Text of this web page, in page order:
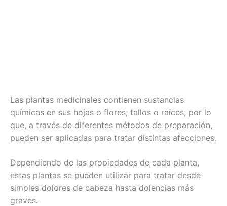
Las plantas medicinales contienen sustancias
químicas en sus hojas o flores, tallos o raíces, por lo
que, a través de diferentes métodos de preparación,
pueden ser aplicadas para tratar distintas afecciones.
Dependiendo de las propiedades de cada planta,
estas plantas se pueden utilizar para tratar desde
simples dolores de cabeza hasta dolencias más
graves.